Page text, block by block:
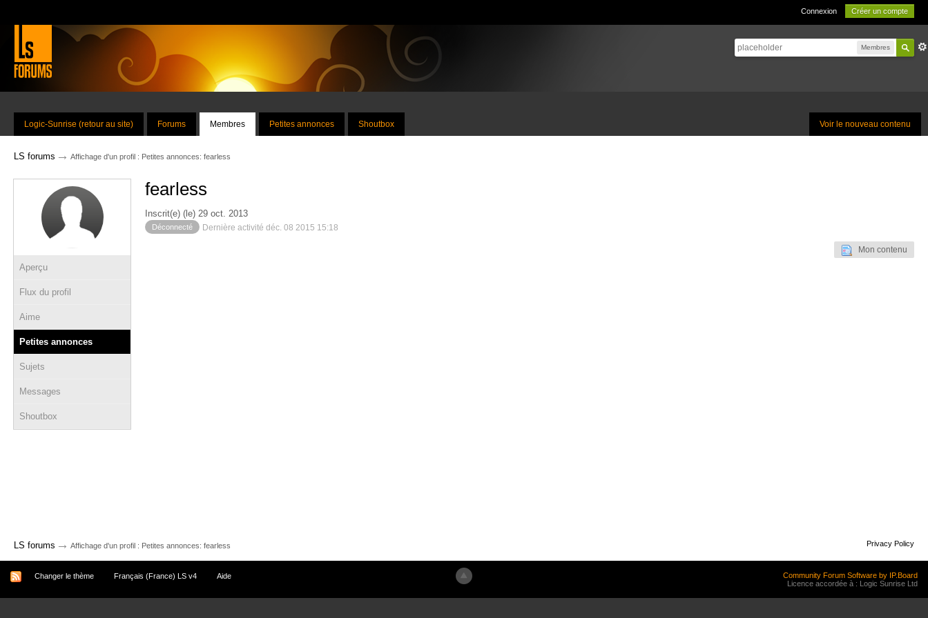
Connexion Créer un compte
Membres
Voir le nouveau contenu
Logic-Sunrise (retour au site) Forums Membres Petites annonces Shoutbox
LS forums → Affichage d'un profil : Petites annonces: fearless
Aperçu
Flux du profil
Aime
Petites annonces
Sujets
Messages
Shoutbox
fearless
Inscrit(e) (le) 29 oct. 2013
Déconnecté Dernière activité déc. 08 2015 15:18
Mon contenu
LS forums → Affichage d'un profil : Petites annonces: fearless Privacy Policy
Changer le thème Français (France) LS v4 Aide
Community Forum Software by IP.Board
Licence accordée à : Logic Sunrise Ltd